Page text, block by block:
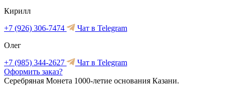
Кирилл
+7 (926) 306-7474
Чат в Telegram
Олег
+7 (985) 344-2627
Чат в Telegram
Оформить заказ?
Серебряная Монета 1000-летие основания Казани.